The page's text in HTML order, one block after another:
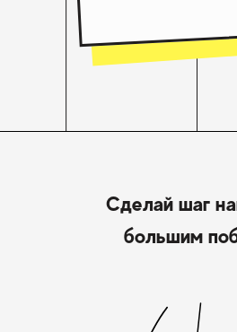
Сделай шаг
большим